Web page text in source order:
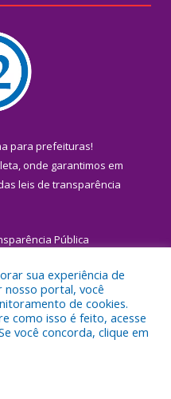
para prefeituras!
onde garantimos em
leis de transparência
Pública
Municipal de Igarapé-
sua experiência de
nosso portal, você
de cookies.
como isso é feito, acesse
você concorda, clique em